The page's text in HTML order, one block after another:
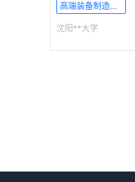
高端装备制造产业
沈阳**大学